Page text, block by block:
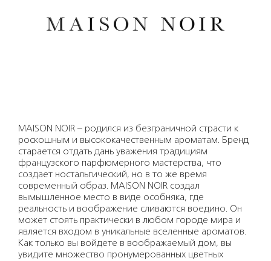
MAISON NOIR – родился из безграничной страсти к
роскошным и высококачественным ароматам. Бренд
старается отдать дань уважения традициям
французского парфюмерного мастерства, что
создает ностальгический, но в то же время
современный образ. MAISON NOIR создал
вымышленное место в виде особняка, где
реальность и воображение сливаются воедино. Он
может стоять практически в любом городе мира и
является входом в уникальные вселенные ароматов.
Как только вы войдете в воображаемый дом, вы
увидите множество пронумерованных цветных